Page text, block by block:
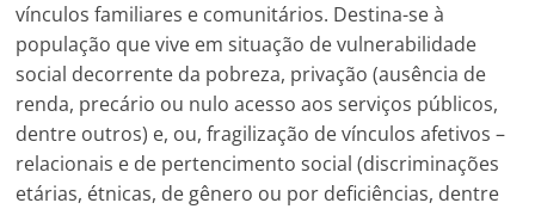
vínculos familiares e comunitários. Destina-se à
população que vive em situação de vulnerabilidade
social decorrente da pobreza, privação (ausência de
renda, precário ou nulo acesso aos serviços públicos,
dentre outros) e, ou, fragilização de vínculos afetivos –
relacionais e de pertencimento social (discriminações
etárias, étnicas, de gênero ou por deficiências, dentre